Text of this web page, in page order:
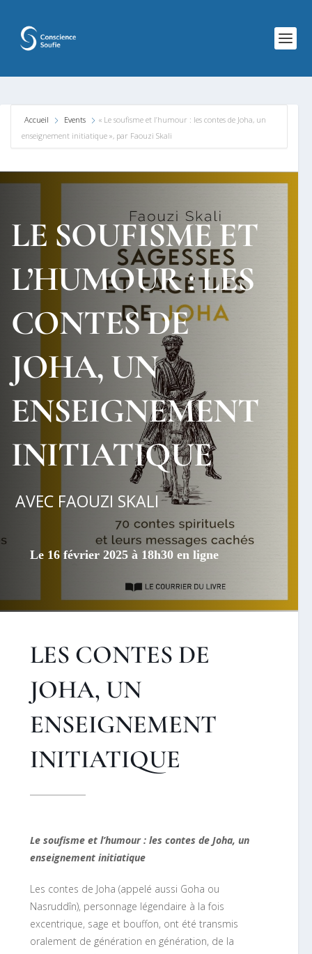
Accueil Events
« Le soufisme et l’humour : les contes de Joha, un
enseignement initiatique », par Faouzi Skali
LE SOUFISME ET
L’HUMOUR :LES
CONTES DE
JOHA, UN
ENSEIGNEMENT
INITIATIQUE
AVEC FAOUZI SKALI
Le 16 février 2025 à 18h30 en ligne
LES CONTES DE
JOHA, UN
ENSEIGNEMENT
INITIATIQUE
Le soufisme et l’humour : les contes de Joha, un
enseignement initiatique
Les contes de Joha (appelé aussi Goha ou
Nasruddîn), personnage légendaire à la fois
excentrique, sage et bouffon, ont été transmis
oralement de génération en génération, de la